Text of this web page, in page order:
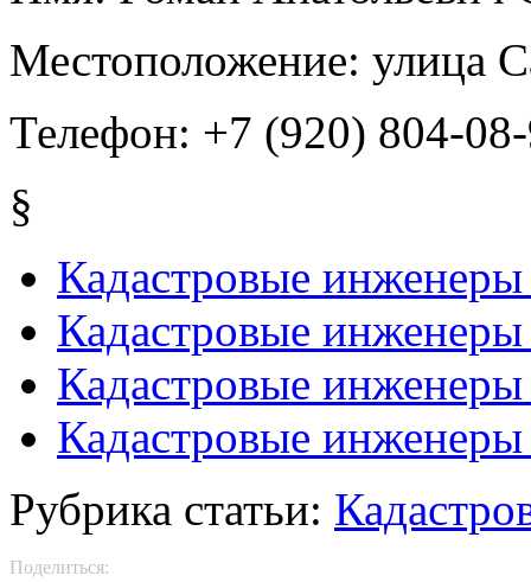
Местоположение: улица
Телефон: +7 (920) 804-
§
Кадастровые инженеры
Кадастровые
Кадастровые
Кадастровые
Рубрика статьи:
Поделиться: